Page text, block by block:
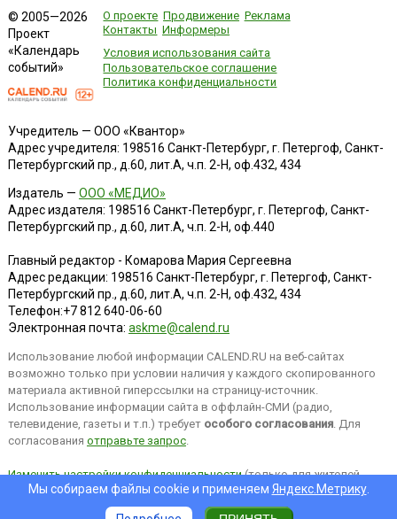
© 2005—2026
Проект
«Календарь
событий»
О проекте Продвижение Реклама
Контакты Информеры
Условия использования сайта
Пользовательское соглашение
Политика конфиденциальности
Учредитель — ООО «Квантор»
Адрес учредителя: 198516 Санкт-Петербург, г. Петергоф, Санкт-
Петербургский пр., д.60, лит.А, ч.п. 2-Н, оф.432, 434
Издатель — ООО «МЕДИО»
Адрес издателя: 198516 Санкт-Петербург, г. Петергоф, Санкт-
Петербургский пр., д.60, лит.А, ч.п. 2-Н, оф.440
Главный редактор - Комарова Мария Сергеевна
Адрес редакции: 198516 Санкт-Петербург, г. Петергоф, Санкт-
Петербургский пр., д.60, лит.А, ч.п. 2-Н, оф.432, 434
Телефон:+7 812 640-06-60
Электронная почта: askme@calend.ru
Использование любой информации CALEND.RU на веб-сайтах
возможно только при условии наличия у каждого скопированного
материала активной гиперссылки на страницу-источник.
Использование информации сайта в оффлайн-СМИ (радио,
телевидение, газеты и т.п.) требует особого согласования. Для
согласования отправьте запрос.
Изменить настройки конфиденциальности(только для жителей
EEA).Мы собираем файлы cookie и применяем Яндекс.Метрику.